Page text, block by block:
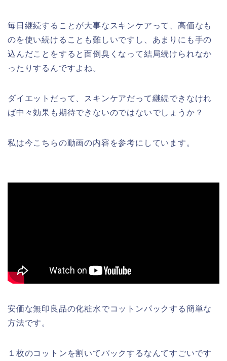
毎日継続することが大事なスキンケアって、高価なも
のを使い続けることも難しいですし、あまりにも手の
込んだことをすると面倒臭くなって結局続けられなか
ったりするんですよね。
ダイエットだって、スキンケアだって継続できなけれ
ば中々効果も期待できないのではないでしょうか？
私は今こちらの動画の内容を参考にしています。
安価な無印良品の化粧水でコットンパックする簡単な
方法です。
１枚のコットンを割いてパックするなんてすごいです